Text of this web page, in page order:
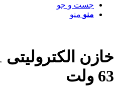
جست و جو
منو منو
63 ولت